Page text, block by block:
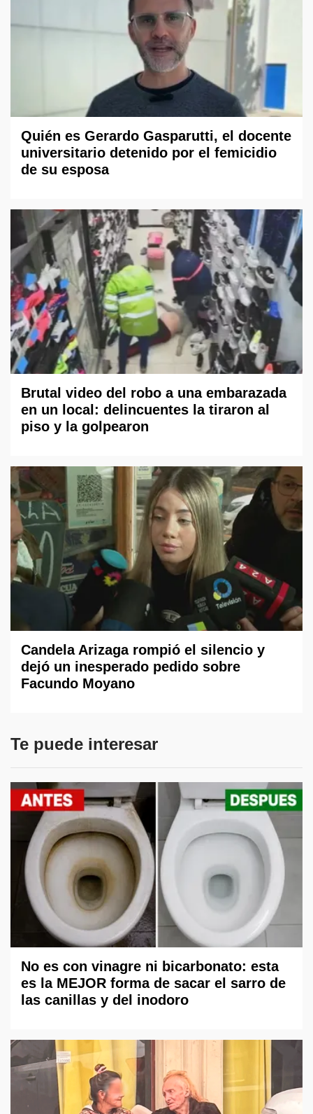
Quién es Gerardo Gasparutti, el docente
universitario detenido por el femicidio
de su esposa
Brutal video del robo a una embarazada
en un local: delincuentes la tiraron al
piso y la golpearon
Candela Arizaga rompió el silencio y
dejó un inesperado pedido sobre
Facundo Moyano
Te puede interesar
No es con vinagre ni bicarbonato: esta
es la MEJOR forma de sacar el sarro de
las canillas y del inodoro